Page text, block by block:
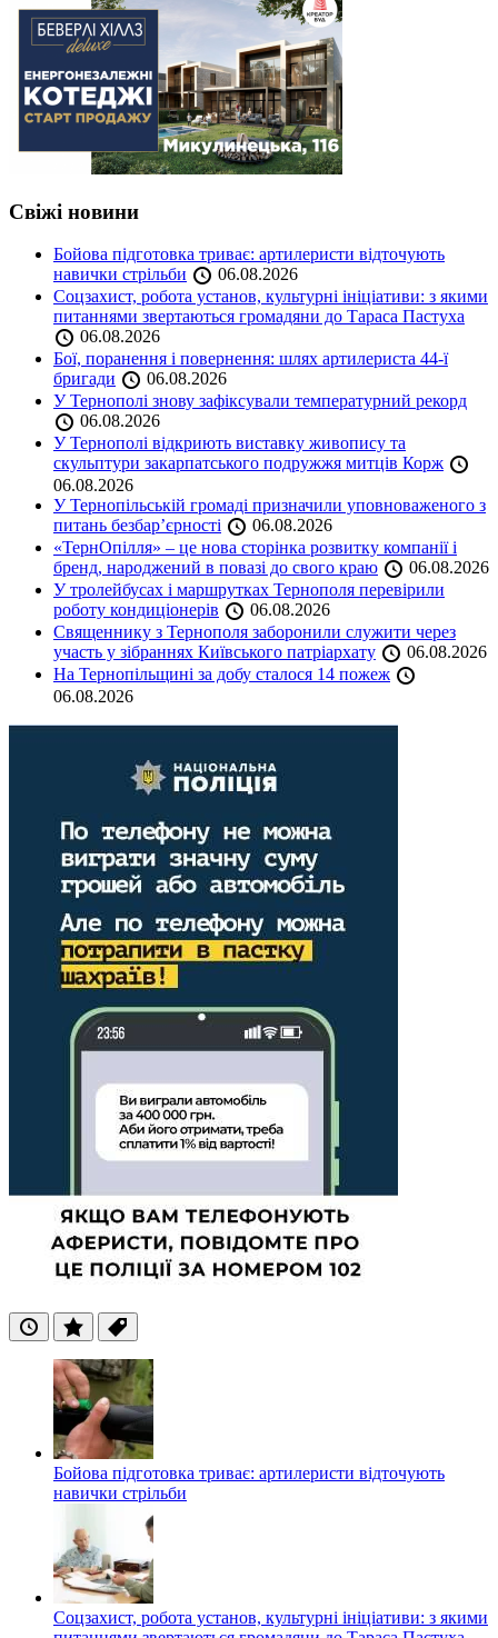
Свіжі новини
Бойова підготовка триває: артилеристи відточують
навички стрільби
06.08.2026
Соцзахист, робота установ, культурні ініціативи: з якими
питаннями звертаються громадяни до Тараса Пастуха
06.08.2026
Бої, поранення і повернення: шлях артилериста 44-ї
бригади
06.08.2026
У Тернополі знову зафіксували температурний рекорд
06.08.2026
У Тернополі відкриють виставку живопису та
скульптури закарпатського подружжя митців Корж
06.08.2026
У Тернопільській громаді призначили уповноваженого з
питань безбар’єрності
06.08.2026
«ТернОпілля» – це нова сторінка розвитку компанії і
бренд, народжений в повазі до свого краю
06.08.2026
У тролейбусах і маршрутках Тернополя перевірили
роботу кондиціонерів
06.08.2026
Священнику з Тернополя заборонили служити через
участь у зібраннях Київського патріархату
06.08.2026
На Тернопільщині за добу сталося 14 пожеж
06.08.2026
ОстанніПопулярні
Теги
Бойова підготовка триває: артилеристи відточують
навички стрільби
Соцзахист, робота установ, культурні ініціативи: з якими